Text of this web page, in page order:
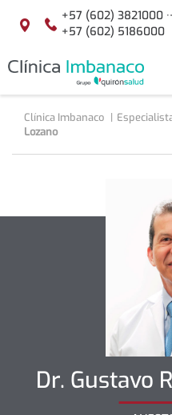
Saltar al contenido
Localización
+57 (602) 3821000 ·
+57 (602) 5186000
Clínica Imbanaco
Lozano
Dr. Gustavo